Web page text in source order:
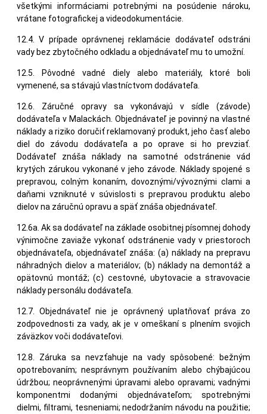
všetkými informáciami potrebnými na posúdenie nároku,
vrátane fotografickej a videodokumentácie.
12.4. V prípade oprávnenej reklamácie dodávateľ odstráni
vady bez zbytočného odkladu a objednávateľ mu to umožní.
12.5. Pôvodné vadné diely alebo materiály, ktoré boli
vymenené, sa stávajú vlastníctvom dodávateľa.
12.6. Záručné opravy sa vykonávajú v sídle (závode)
dodávateľa v Malackách. Objednávateľ je povinný na vlastné
náklady a riziko doručiť reklamovaný produkt, jeho časť alebo
diel do závodu dodávateľa a po oprave si ho prevziať.
Dodávateľ znáša náklady na samotné odstránenie vád
krytých zárukou vykonané v jeho závode. Náklady spojené s
prepravou, colným konaním, dovoznými/vývoznými clami a
daňami vzniknuté v súvislosti s prepravou produktu alebo
dielov na záručnú opravu a späť znáša objednávateľ.
12.6a. Ak sa dodávateľ na základe osobitnej písomnej dohody
výnimočne zaviaže vykonať odstránenie vady v priestoroch
objednávateľa, objednávateľ znáša: (a) náklady na prepravu
náhradných dielov a materiálov; (b) náklady na demontáž a
opätovnú montáž; (c) cestovné, ubytovacie a stravovacie
náklady personálu dodávateľa.
12.7. Objednávateľ nie je oprávnený uplatňovať práva zo
zodpovednosti za vady, ak je v omeškaní s plnením svojich
záväzkov voči dodávateľovi.
12.8. Záruka sa nevzťahuje na vady spôsobené: bežným
opotrebovaním; nesprávnym používaním alebo chýbajúcou
údržbou; neoprávnenými úpravami alebo opravami; vadnými
komponentmi dodanými objednávateľom; spotrebnými
dielmi, filtrami, tesneniami; nedodržaním návodu na použitie;